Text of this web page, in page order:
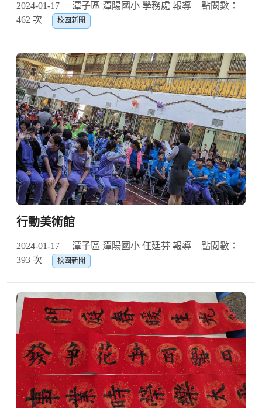
2024-01-17 潭子區 潭陽國小 學務處 報導
點閱數：
462 次
校園新聞
行動美術館
2024-01-17 潭子區 潭陽國小 任廷芬 報導
點閱數：
393 次
校園新聞